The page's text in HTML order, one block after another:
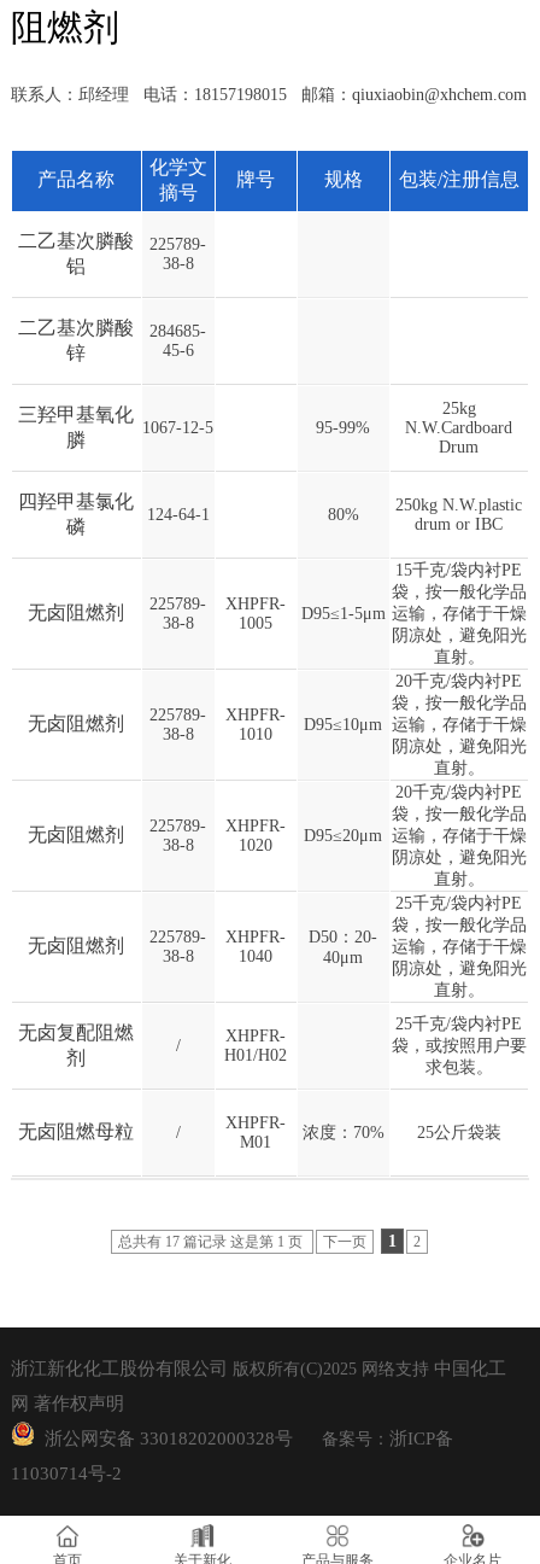
阻燃剂
联系人：邱经理 电话：18157198015 邮箱： qiuxiaobin@xhchem.com
产品名称
化学文
摘号
牌号 规格 包装/注册信息
二乙基次膦酸
铝
225789-
38-8
二乙基次膦酸
锌
284685-
45-6
三羟甲基氧化
膦
1067-12-5 95-99%
25kg
N.W.Cardboard
Drum
四羟甲基氯化
磷
124-64-1 80%
250kg N.W.plastic
drum or IBC
无卤阻燃剂
225789-
38-8
XHPFR-
1005
D95≤1-5μm
15千克/袋内衬PE
袋，按一般化学品
运输，存储于干燥
阴凉处，避免阳光
直射。
无卤阻燃剂
225789-
38-8
XHPFR-
1010
D95≤10μm
20千克/袋内衬PE
袋，按一般化学品
运输，存储于干燥
阴凉处，避免阳光
直射。
无卤阻燃剂
225789-
38-8
XHPFR-
1020
D95≤20μm
20千克/袋内衬PE
袋，按一般化学品
运输，存储于干燥
阴凉处，避免阳光
直射。
无卤阻燃剂
225789-
38-8
XHPFR-
1040
D50：20-
40μm
25千克/袋内衬PE
袋，按一般化学品
运输，存储于干燥
阴凉处，避免阳光
直射。
无卤复配阻燃
剂
/
XHPFR-
H01/H02
25千克/袋内衬PE
袋，或按照用户要
求包装。
无卤阻燃母粒 /
XHPFR-
M01
浓度：70% 25公斤袋装
总共有 17 篇记录 这是第 1 页 下一页 1 2
浙江新化化工股份有限公司 版权所有(C)2025网络支持 中国化工
网 著作权声明
浙公网安备 33018202000328号 备案号： 浙ICP备
11030714号-2
首页 关于新化 产品与服务 企业名片